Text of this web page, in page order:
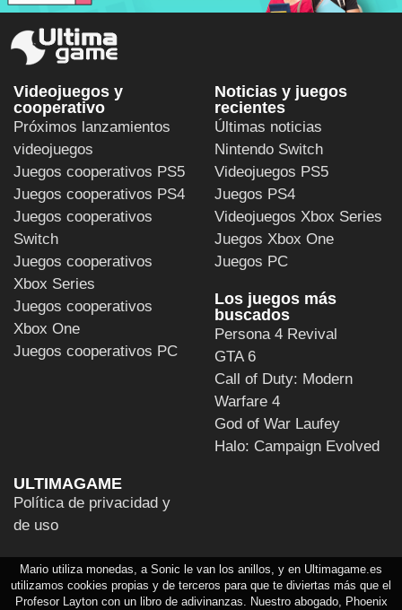
Videojuegos y
cooperativo
Próximos lanzamientos
videojuegos
Juegos cooperativos PS5
Juegos cooperativos PS4
Juegos cooperativos
Switch
Juegos cooperativos
Xbox Series
Juegos cooperativos
Xbox One
Juegos cooperativos PC
Noticias y juegos
recientes
Últimas noticias
Nintendo Switch
Videojuegos PS5
Juegos PS4
Videojuegos Xbox Series
Juegos Xbox One
Juegos PC
Los juegos más
buscados
Persona 4 Revival
GTA 6
Call of Duty: Modern
Warfare 4
God of War Laufey
Halo: Campaign Evolved
ULTIMAGAME
Política de privacidad y
de uso
Mario utiliza monedas, a Sonic le van los anillos, y en Ultimagame.es
utilizamos cookies propias y de terceros para que te diviertas más que el
Profesor Layton con un libro de adivinanzas. Nuestro abogado, Phoenix